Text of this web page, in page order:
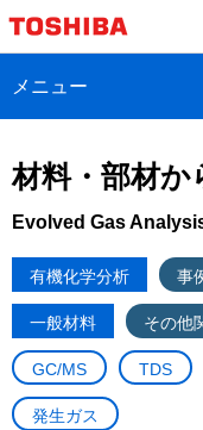
材料・部材か
Evolved Gas
有機化学分析 事
一般材料 その他
GC/MS TDS
発生ガス
メニュー